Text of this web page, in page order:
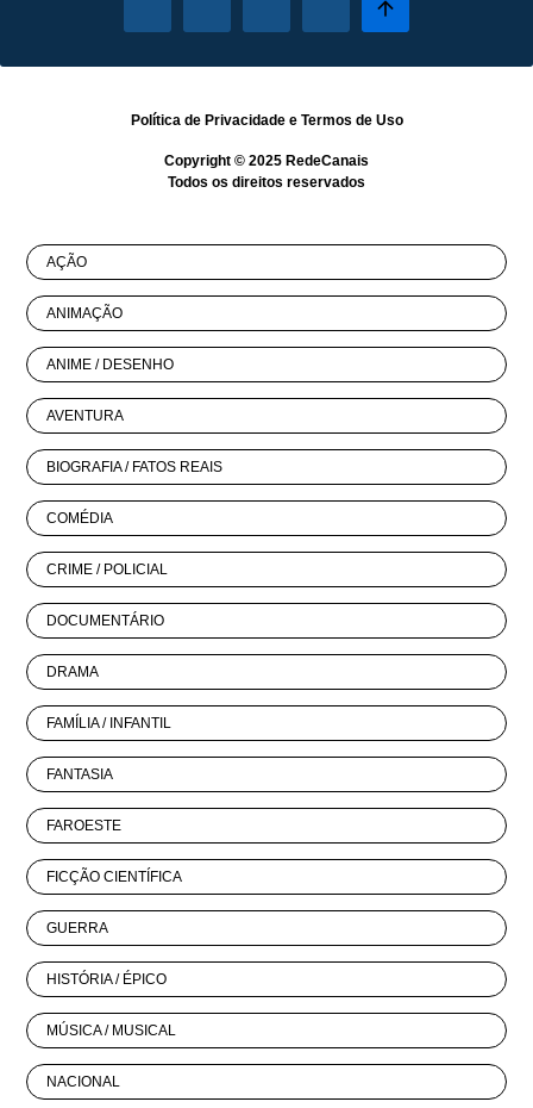
Política de Privacidadee Termos de Uso
Copyright © 2025 RedeCanais
Todos os direitos reservados
AÇÃO
ANIMAÇÃO
ANIME / DESENHO
AVENTURA
BIOGRAFIA / FATOS REAIS
COMÉDIA
CRIME / POLICIAL
DOCUMENTÁRIO
DRAMA
FAMÍLIA / INFANTIL
FANTASIA
FAROESTE
FICÇÃO CIENTÍFICA
GUERRA
HISTÓRIA / ÉPICO
MÚSICA / MUSICAL
NACIONAL